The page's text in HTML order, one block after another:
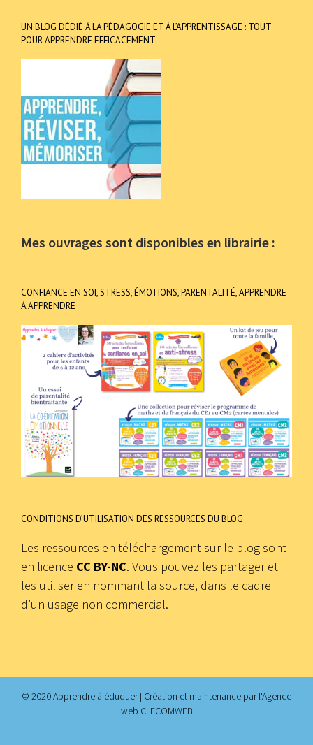
UN BLOG DÉDIÉ À LA PÉDAGOGIE ET À L’APPRENTISSAGE : TOUT
POUR APPRENDRE EFFICACEMENT
Mes ouvrages sont disponibles en librairie :
CONFIANCE EN SOI, STRESS, ÉMOTIONS, PARENTALITÉ, APPRENDRE
À APPRENDRE
CONDITIONS D’UTILISATION DES RESSOURCES DU BLOG
Les ressources en téléchargement sur le blog sont
en licence CC BY-NC. Vous pouvez les partager et
les utiliser en nommant la source, dans le cadre
d’un usage non commercial.
© 2020 Apprendre à éduquer | Création et maintenance parl'Agence
web CLECOMWEB